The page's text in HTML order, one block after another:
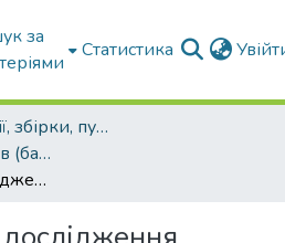
за
Статистика
Конференції, збірки, публікації молодих вчених і здобувачів : магістрів, бакалаврів, аспірантів.
Публікації здобувачів (бакалаврів. магістрів, аспірантів)
Маркетингове дослідження діяльності ПАТ «Житомирський молокозавод - Рудь» на ринку морозива